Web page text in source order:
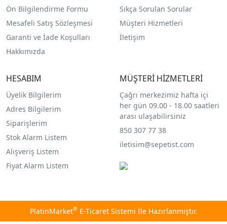
Ön Bilgilendirme Formu
Mesafeli Satış Sözleşmesi
Garanti ve İade Koşulları
Hakkımızda
Sıkça Sorulan Sorular
Müşteri Hizmetleri
İletişim
HESABIM
Üyelik Bilgilerim
Adres Bilgilerim
Siparişlerim
Stok Alarm Listem
Alışveriş Listem
Fiyat Alarm Listem
MÜŞTERİ HİZMETLERİ
Çağrı merkezimiz hafta içi
her gün 09.00 - 18.00 saatleri
arası ulaşabilirsiniz
850 307 77 38
iletisim@sepetist.com
PlatinMarket®E-Ticaret Sistemi İle Hazırlanmıştır.